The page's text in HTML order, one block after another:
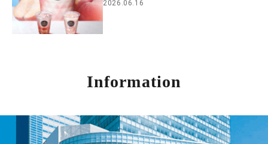
2026.06.16
Information